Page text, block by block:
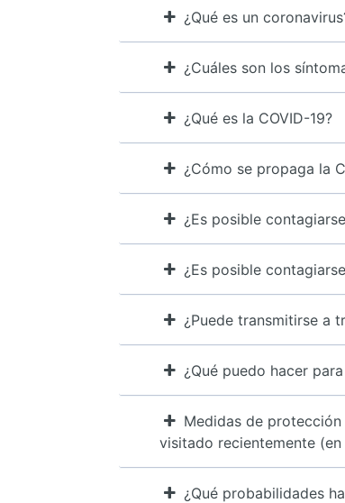
¿Qué es un
¿Cuáles son los
¿Qué es la COVID-19?
¿Cómo se propaga la
¿Es posible
¿Es posible
¿Puede transmitirse a
¿Qué puedo hacer
Medidas de
visitado recientemente
¿Qué probabilidades